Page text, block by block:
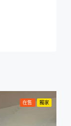
在售 獨家